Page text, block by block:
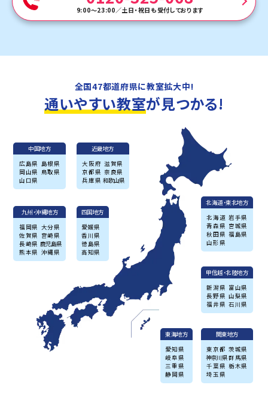
9:00～23:00／土日・祝日も受付しております
全国47都道府県に教室拡大中!
通いやすい教室が見つかる!
北海道・東北地方
北海道 岩手県
青森県 宮城県
秋田県 福島県
山形県
甲信越・北陸地方
新潟県 富山県
長野県 山梨県
福井県 石川県
関東地方
東京都 茨城県
神奈川県群馬県
千葉県 栃木県
埼玉県
東海地方
愛知県
岐阜県
三重県
静岡県
近畿地方
大阪府 滋賀県
京都県 奈良県
兵庫県 和歌山県
中国地方
広島県 島根県
岡山県 鳥取県
山口県
四国地方
愛媛県
香川県
徳島県
高知県
九州・沖縄地方
福岡県 大分県
佐賀県 宮崎県
長崎県 鹿児島県
熊本県 沖縄県